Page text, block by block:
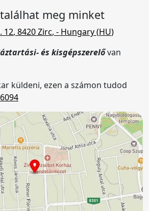
meg minket
12, 8420Zirc, - Hungary (HU)
és kisgépszerelővan
küldeni, ezen a számon tudod